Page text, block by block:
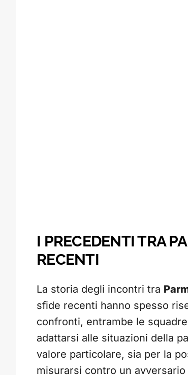
I PRECEDENTI TRA
RECENTI
La storia degli incontri tra
sfide recenti hanno spesso
confronti, entrambe le
adattarsi alle situazioni della
valore particolare, sia per la
misurarsi contro un